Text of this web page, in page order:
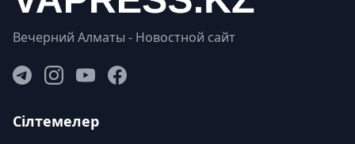
Вечерний Алматы - Новостной сайт
Сілтемелер